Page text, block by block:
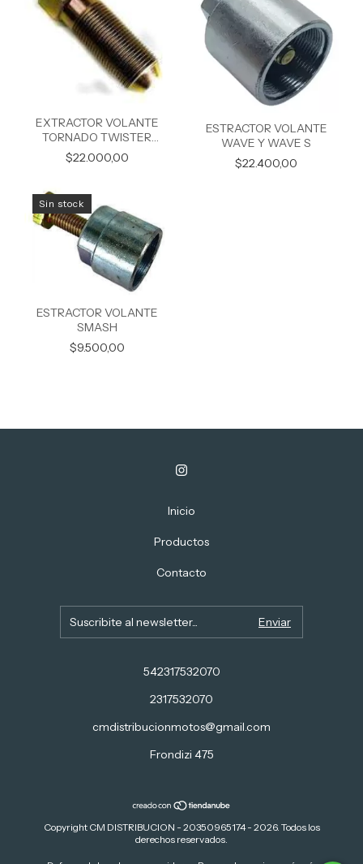
EXTRACTOR VOLANTE
TORNADO TWISTER
TORNILLO
$22.000,00
ESTRACTOR VOLANTE
WAVE Y WAVE S
$22.400,00
Sin stock
ESTRACTOR VOLANTE
SMASH
$9.500,00
Inicio
Productos
Contacto
542317532070
2317532070
cmdistribucionmotos@gmail.com
Frondizi 475
Copyright CM DISTRIBUCION - 20350965174 - 2026. Todos los
derechos reservados.